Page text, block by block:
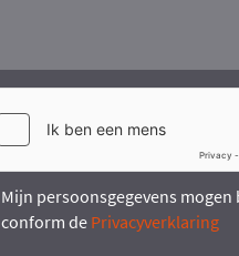
Mijn persoonsgegevens
conform de Privacyverklaring